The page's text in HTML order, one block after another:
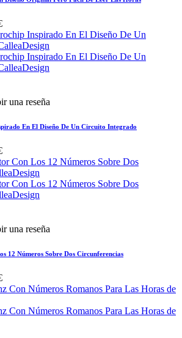
una reseña
En El Diseño De Un Circuito Integrado
una reseña
12 Números Sobre Dos Circunferencias